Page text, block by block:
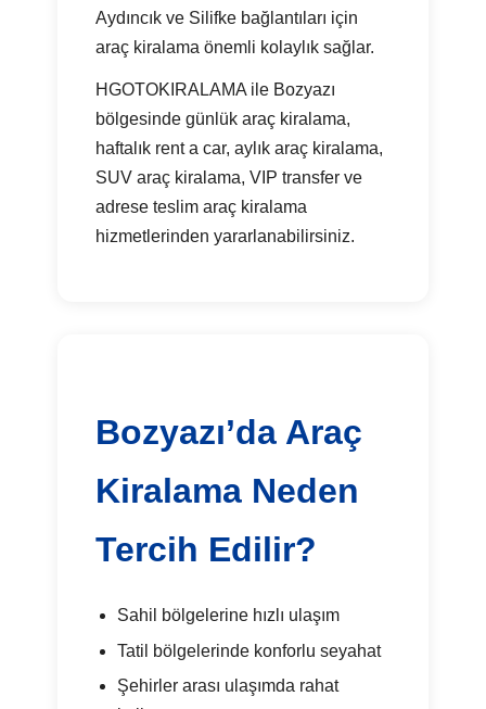
Aydıncık ve Silifke bağlantıları için
araç kiralama önemli kolaylık sağlar.
HGOTOKIRALAMA ile Bozyazı
bölgesinde günlük araç kiralama,
haftalık rent a car, aylık araç kiralama,
SUV araç kiralama, VIP transfer ve
adrese teslim araç kiralama
hizmetlerinden yararlanabilirsiniz.
Bozyazı’da Araç
Kiralama Neden
Tercih Edilir?
Sahil bölgelerine hızlı ulaşım
Tatil bölgelerinde konforlu seyahat
Şehirler arası ulaşımda rahat